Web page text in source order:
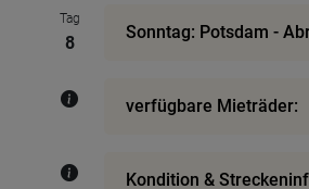
Tag
8
Sonntag: Potsdam -
verfügbare Mieträder:
Kondition &